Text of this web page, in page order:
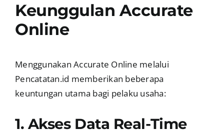
Keunggulan Accurate
Online
Menggunakan Accurate Online melalui
Pencatatan.id memberikan beberapa
keuntungan utama bagi pelaku usaha:
1. Akses Data Real-Time